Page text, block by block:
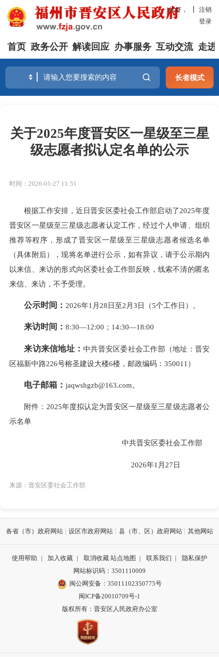
你好，
注销
登录
首页 政务公开 解读回应 办事服务 互动交流 走进
长者模式
关于2025年度晋安区一星级至三星
级志愿者拟认定名单的公示
时间：2026-01-27 11:51
根据工作安排，近日晋安区委社会工作部启动了2025年度
晋安区一星级至三星级志愿者认定工作，经过个人申请、组织
推荐等程序，形成了晋安区一星级至三星级志愿者候选名单
（具体附后），现将名单进行公示，如有异议，请于公示期内
以来信、来访的形式向区委社会工作部反映，线索不清的匿名
来信、来访，不予受理。
公示时间： 2026年1月28日至2月3日（5个工作日）。
来访时间： 8:30—12:00；14:30—18:00
来访来信地址：中共晋安区委社会工作部（地址：晋安
区福新中路226号榕圣建设大楼6楼，邮政编码：350011）
电子邮箱： jaqwshgzb@163.com。
附件：2025年度拟认定为晋安区一星级至三星级志愿者公
示名单
中共晋安区委社会工作部
2026年1月27日
来源：晋安区委社会工作部
各省（市）政府网站 设区市政府网站 县（市、区）政府网站 其他网站
使用帮助 | 加入收藏 | 取消收藏 站点地图 | 联系我们 |
隐私保护
网站标识码：3501110009
闽公网安备：35011102350775号
闽ICP备20010709号-1
版权所有：晋安区人民政府办公室